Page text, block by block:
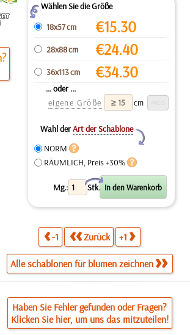
ZWählen Sie die Größe
18x57 cm
€15.30
28x88 cm €24.40
36x113 cm €34.30
... oder ...
eigene Größe
cm
Wahl derArt der Schablone
Y
NORM
RÄUMLICH, Preis +30%
Mg.: Stk.
X
-1 Zurück +1
Alle schablonen für blumen zeichnen
Haben Sie Fehler gefunden oder Fragen?
Klicken Sie hier, um uns das mitzuteilen!